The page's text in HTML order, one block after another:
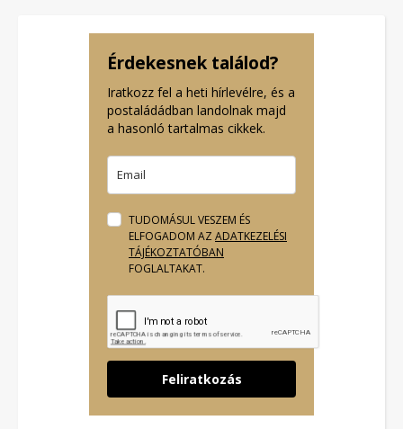
Érdekesnek találod?
Iratkozz fel a heti hírlevélre, és a
postaládádban landolnak majd
a hasonló tartalmas cikkek.
TUDOMÁSUL VESZEM ÉS
ELFOGADOM AZ ADATKEZELÉSI
TÁJÉKOZTATÓBAN
FOGLALTAKAT.
Feliratkozás